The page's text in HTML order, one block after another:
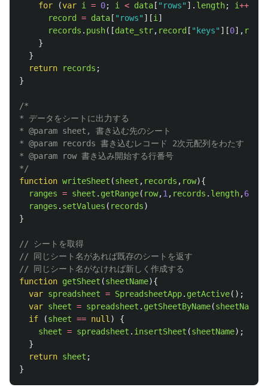
for
(var i = 0; i < data [ " rows" ]. length; i++
record
= data [ " rows" ][i ]
records . push([date_str, record [ " keys" ][0],
}
}
return
records ;
}
/*
* データをシートに出力する
* @param sheet, 書き込む先のシート
* @param records 書き込むレコード 2次元配列をわたす
* @param row 書き込み開始する行番号
*/
function writeSheet (sheet , records , row){
ranges = sheet . getRange( row,1 , records . length,6
ranges . setValues ( records)
}
// シートを取得
// 同じシート名があれば既存のシートを返す
// 同じシート名がなければ新しく作成する
function getSheet (sheetName){
var spreadsheet = SpreadsheetApp. getActive();
var sheet = spreadsheet . getSheetByName(sheetName
if
(sheet == null )
{
sheet = spreadsheet . insertSheet (sheetName);
}
return sheet ;
}